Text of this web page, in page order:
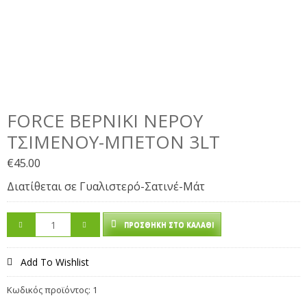
FORCE ΒΕΡΝΊΚΙ ΝΕΡΟΎ
ΤΣΙΜΈΝΟΥ-ΜΠΕΤΌΝ 3LT
€45.00
Διατίθεται σε Γυαλιστερό-Σατινέ-Μάτ
ΠΡΟΣΘΉΚΗ ΣΤΟ ΚΑΛΆΘΙ
Add To Wishlist
Κωδικός προϊόντος: 1